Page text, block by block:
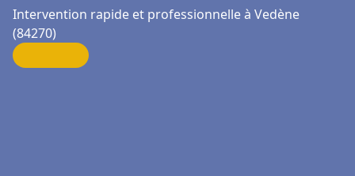
Intervention rapide et professionnelle à Vedène
(84270)